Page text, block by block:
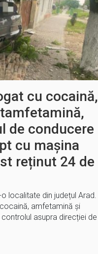
cu cocaină,
de conducere
cu mașina
reținut 24 de
localitate din județul Arad.
amfetamină și
asupra direcției de